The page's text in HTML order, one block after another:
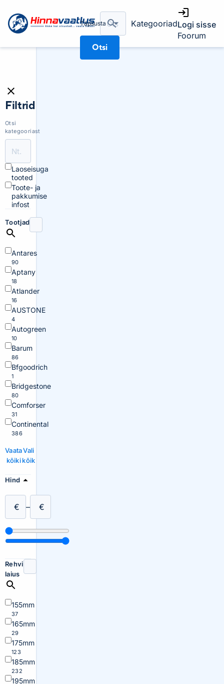
Täpsusta
Otsi
KategooriadLogi sisse
Foorum
Filtrid
Otsi
kategooriast
Laoseisuga
tooted
Toote- ja
pakkumise
infost
Tootjad
Antares
90
Aptany
18
Atlander
16
AUSTONE
4
Autogreen
10
Barum
86
Bfgoodrich
1
Bridgestone
80
Comforser
31
Continental
386
Vaata
kõiki
Vali
kõik
Hind
€ – €
Rehvi
laius
155mm
37
165mm
29
175mm
123
185mm
232
195mm